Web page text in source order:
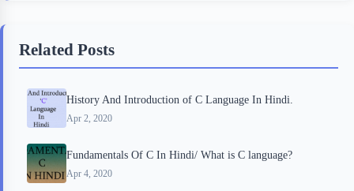
o
e
o
r
d
s
Related Posts
History And Introduction of C Language In Hindi.
Apr 2, 2020
Fundamentals Of C In Hindi/ What is C language?
Apr 4, 2020